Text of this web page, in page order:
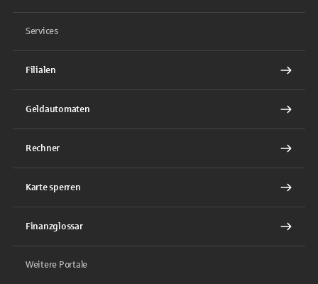
Services
Filialen
Geldautomaten
Rechner
Karte sperren
Finanzglossar
Weitere Portale